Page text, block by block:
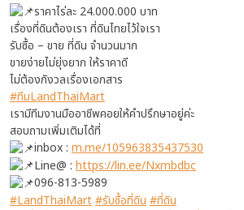
ราคาไร่ละ 24.000.000 บาท
เรื่องที่ดินต้องเรา ที่ดินไทยไว้ใจเรา
รับซื้อ – ขาย ที่ดิน จำนวนมาก
ขายง่ายไม่ยุ่งยาก ให้ราคาดี
ไม่ต้องกังวลเรื่องเอกสาร
#ทีมLandThaiMart
เรามีทีมงานมืออาชีพคอยให้คำปรึกษาอยู่ค่ะ
สอบถามเพิ่มเติมได้ที่
inbox : m.me/105963835437530
Line@ : https://lin.ee/Nxmbdbc
096-813-5989
#LandThaiMart#รับซื้อที่ดิน #ที่ดิน